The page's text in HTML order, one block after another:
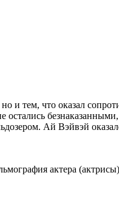
тем, что оказал
остались
Ай Вэйвэй
актера